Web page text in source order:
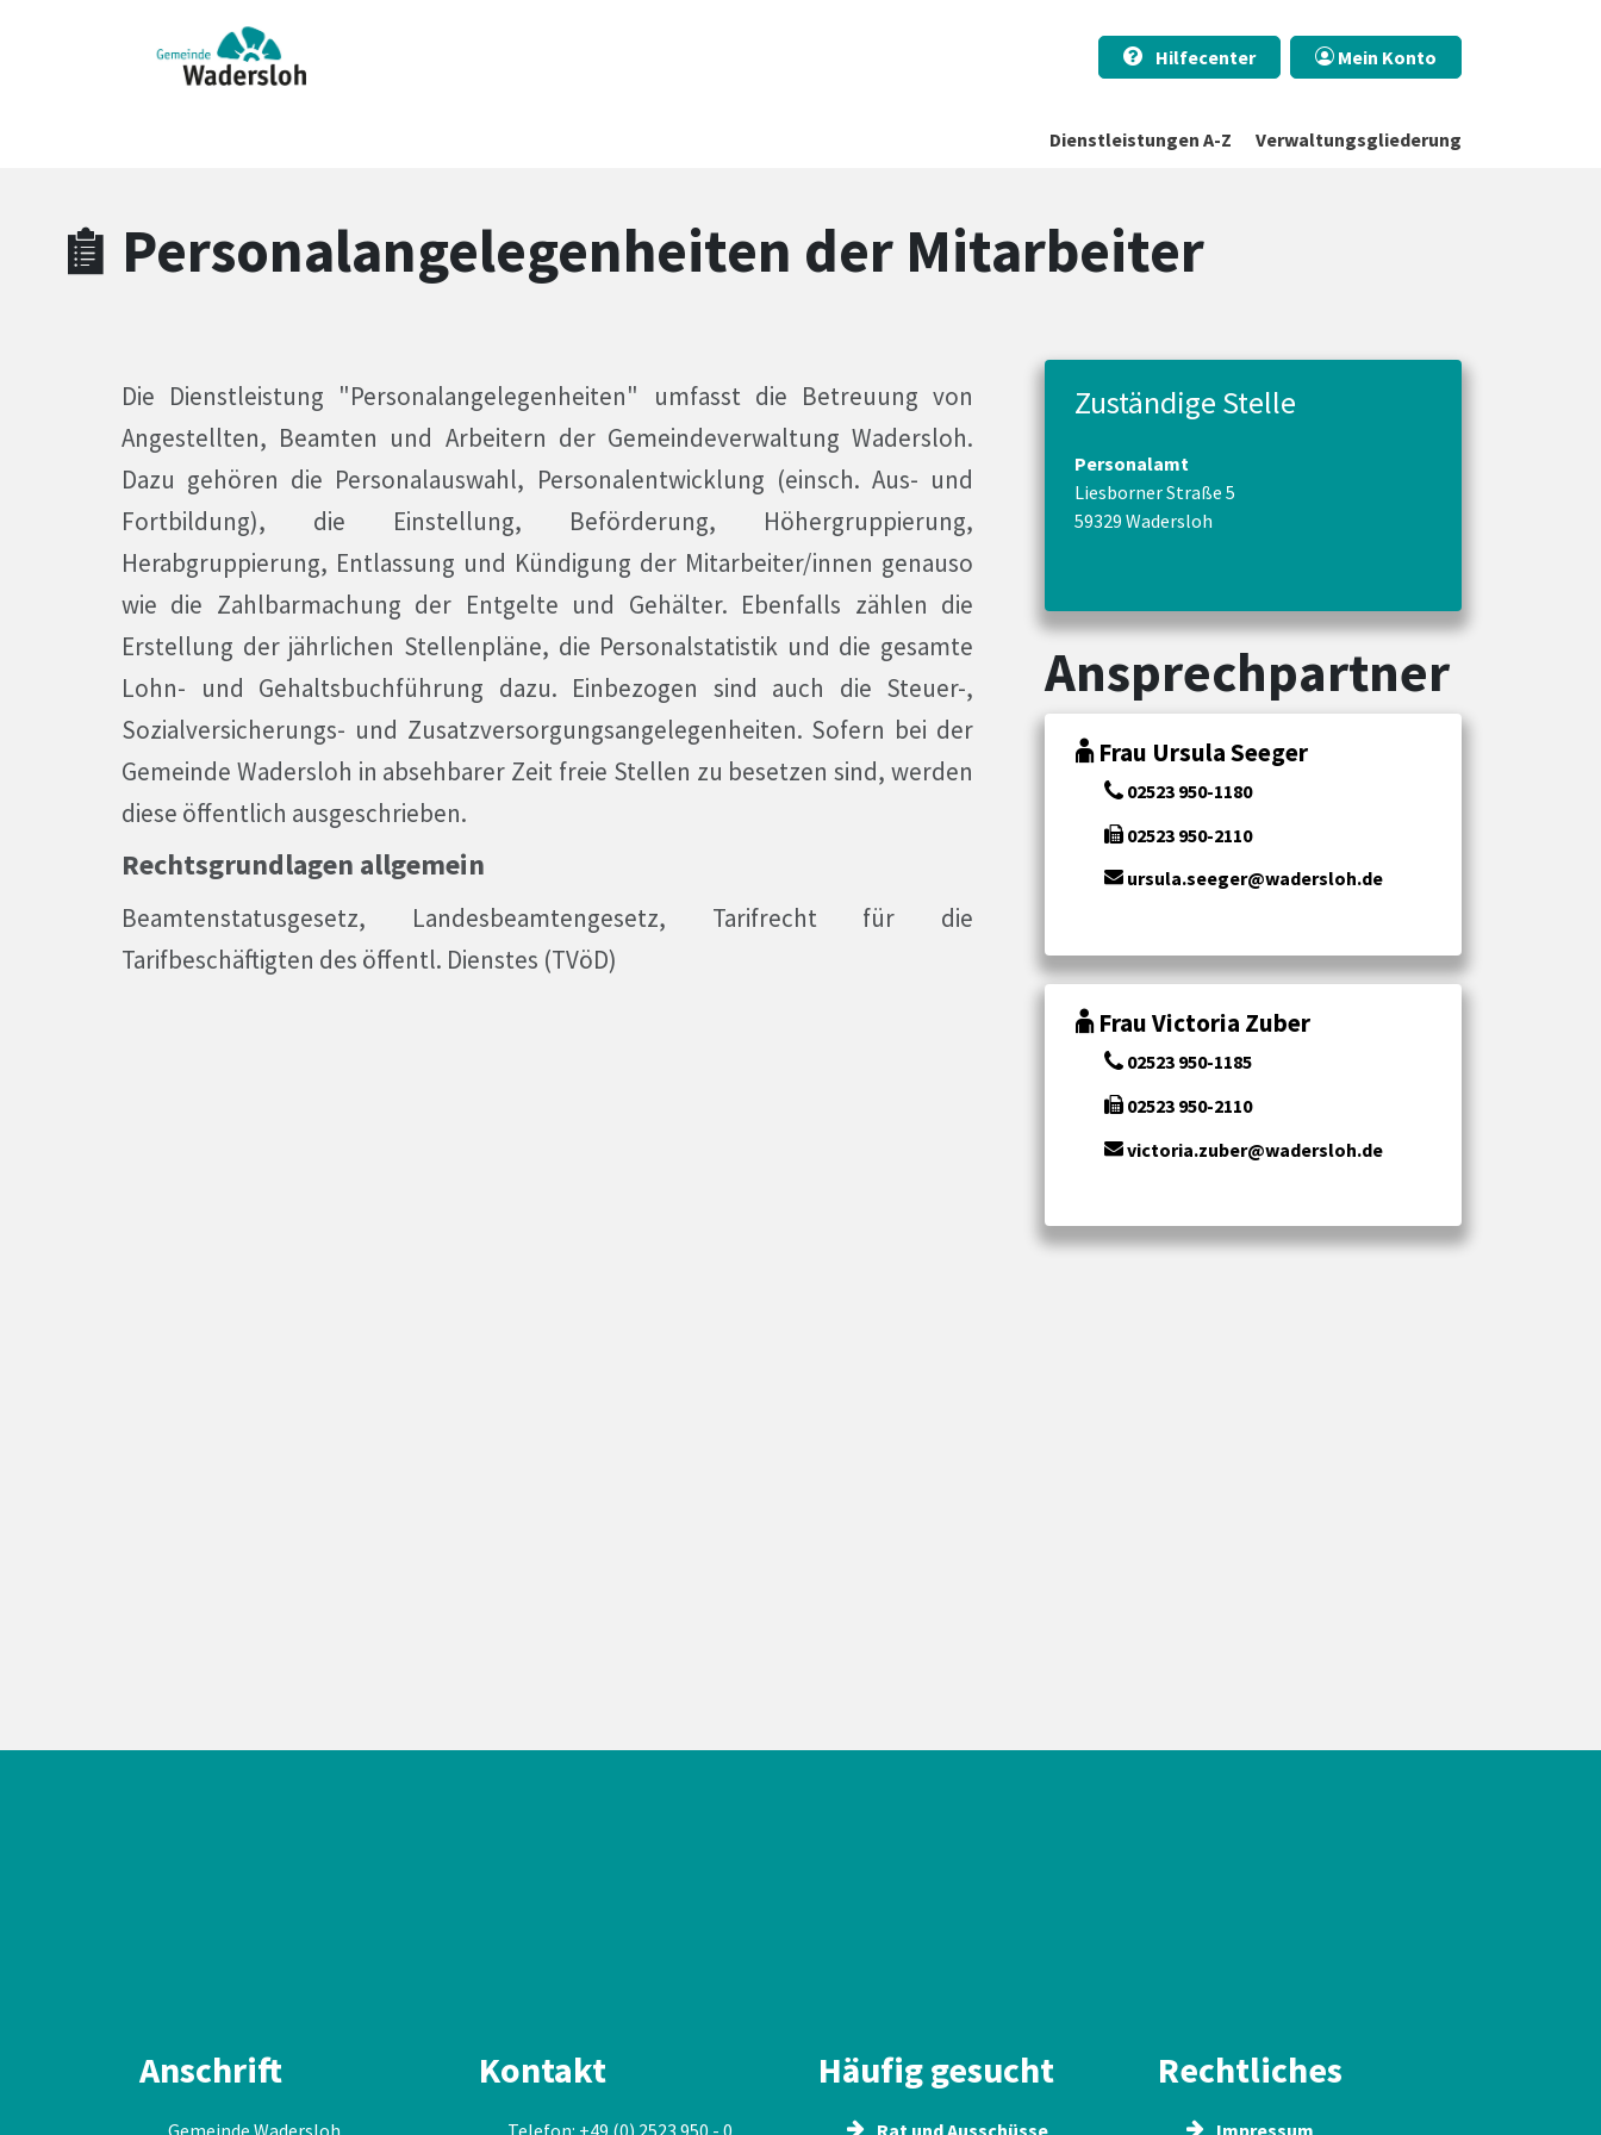
Zum Header
Zum Hauptinhalt
Zum Footer
Hilfecenter
Mein Konto
Dienstleistungen A-Z Verwaltungsgliederung
Personalangelegenheiten der Mitarbeiter
Die Dienstleistung "Personalangelegenheiten" umfasst die Betreuung von
Angestellten, Beamten und Arbeitern der Gemeindeverwaltung Wadersloh.
Dazu gehören die Personalauswahl, Personalentwicklung (einsch. Aus- und
Fortbildung), die Einstellung, Beförderung, Höhergruppierung,
Herabgruppierung, Entlassung und Kündigung der Mitarbeiter/innen genauso
wie die Zahlbarmachung der Entgelte und Gehälter. Ebenfalls zählen die
Erstellung der jährlichen Stellenpläne, die Personalstatistik und die gesamte
Lohn- und Gehaltsbuchführung dazu. Einbezogen sind auch die Steuer-,
Sozialversicherungs- und Zusatzversorgungsangelegenheiten. Sofern bei der
Gemeinde Wadersloh in absehbarer Zeit freie Stellen zu besetzen sind, werden
diese öffentlich ausgeschrieben.
Rechtsgrundlagen allgemein
Beamtenstatusgesetz, Landesbeamtengesetz, Tarifrecht für die
Tarifbeschäftigten des öffentl. Dienstes (TVöD)
Zuständige Stelle
Personalamt
Liesborner Straße 5
59329 Wadersloh
Ansprechpartner
Frau Ursula Seeger
02523 950-1180
02523 950-2110
ursula.seeger@wadersloh.de
Frau Victoria Zuber
02523 950-1185
02523 950-2110
victoria.zuber@wadersloh.de
Anschrift
Gemeinde Wadersloh
Kontakt
Telefon: +49 (0) 2523 950 - 0
Häufig gesucht
Rat und Ausschüsse
Rechtliches
Impressum